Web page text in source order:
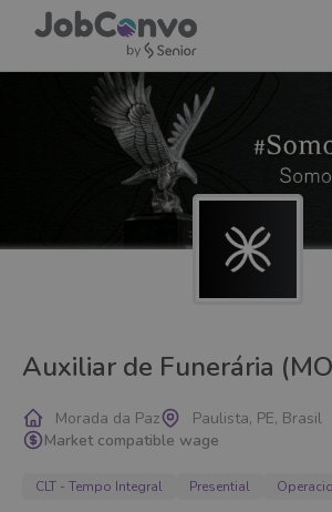
Auxiliar de Funerária
Morada da Paz
Paulista, PE, Brasil
Market compatible wage
CLT - Tempo Integral Presential